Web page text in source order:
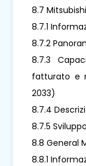
8.7 Mitsubishi
8.7.1
8.7.2
8.7.3
fatturato e
2033)
8.7.4
8.7.5
8.8 General
8.8.1